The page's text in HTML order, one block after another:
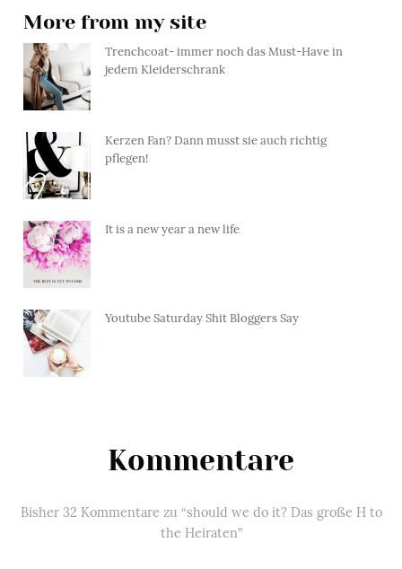
More from my site
Trenchcoat- immer noch das Must-Have in
jedem Kleiderschrank
Kerzen Fan? Dann musst sie auch richtig
pflegen!
It is a new year a new life
Youtube Saturday Shit Bloggers Say
Kommentare
Bisher 32 Kommentare zu “should we do it? Das große H to
the Heiraten”